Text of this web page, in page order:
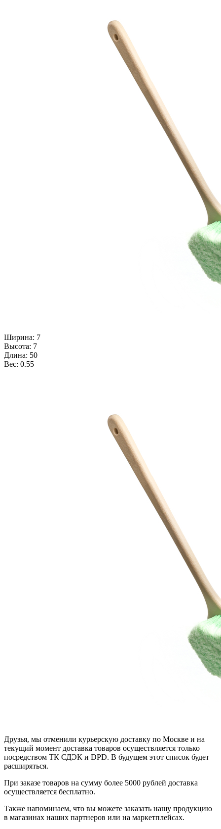
Ширина: 7
Высота: 7
Длина: 50
Вес: 0.55
Друзья, мы отменили курьерскую доставку по Москве и на
текущий момент доставка товаров осуществляется только
посредством ТК СДЭК и DPD. В будущем этот список будет
расширяться.
При заказе товаров на сумму более 5000 рублей доставка
осуществляется бесплатно.
Также напоминаем, что вы можете заказать нашу продукцию
в магазинах наших партнеров или на маркетплейсах.